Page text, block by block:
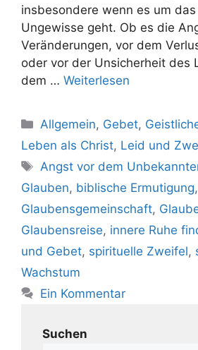
insbesondere wenn es um
Ungewisse geht. Ob es die
Veränderungen, vor dem
oder vor der Unsicherheit des
dem … Weiterlesen
Kategorien
Allgemein, Gebet,
Leben als Christ, Leid und
Schlagwörter
Angst vor dem
Glauben, biblische Ermutigung,
Glaubensgemeinschaft,
Glaubensreise, innere Ruhe
und Gebet, spirituelle Zweifel,
Wachstum
Ein Kommentar
Suchen